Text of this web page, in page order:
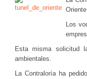
Los
Esta misma solicitud
ambientales.
La Contraloría ha